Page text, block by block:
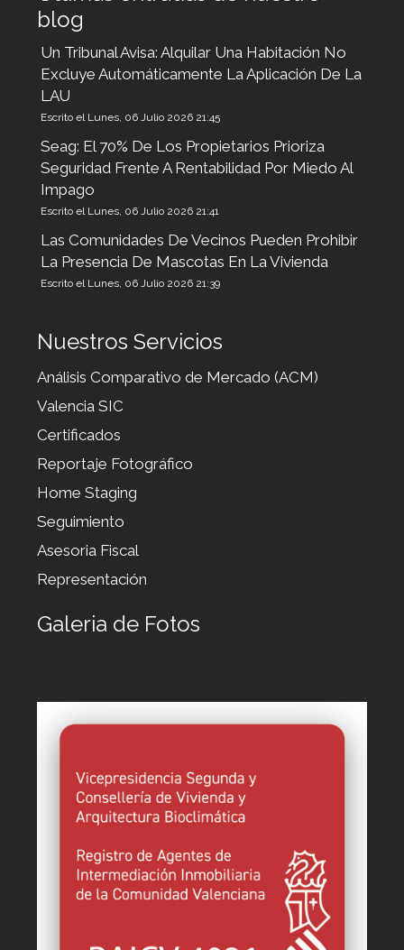
blog
Un Tribunal Avisa: Alquilar Una Habitación No
Excluye Automáticamente La Aplicación De La
LAU
Escrito el Lunes, 06 Julio 2026 21:45
Seag: El 70% De Los Propietarios Prioriza
Seguridad Frente A Rentabilidad Por Miedo Al
Impago
Escrito el Lunes, 06 Julio 2026 21:41
Las Comunidades De Vecinos Pueden Prohibir
La Presencia De Mascotas En La Vivienda
Escrito el Lunes, 06 Julio 2026 21:39
Nuestros Servicios
Análisis Comparativo de Mercado (ACM)
Valencia SIC
Certificados
Reportaje Fotográfico
Home Staging
Seguimiento
Asesoria Fiscal
Representación
Galeria de Fotos